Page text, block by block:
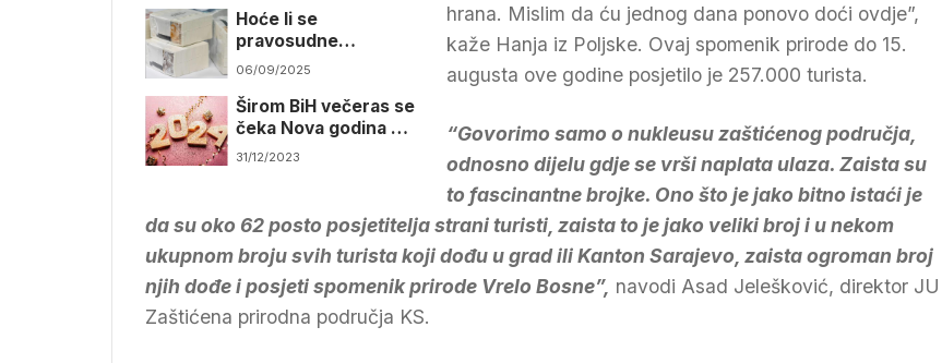
Hoće li se
pravosudne
institucije baviti
trošenjem novca
06/09/2025
Širom BiH večeras se
čeka Nova godina na
gradskim trgovima
31/12/2023
hrana. Mislim da ću jednog dana ponovo doći ovdje”,
kaže Hanja iz Poljske. Ovaj spomenik prirode do 15.
augusta ove godine posjetilo je 257.000 turista.
“Govorimo samo o nukleusu zaštićenog područja,
odnosno dijelu gdje se vrši naplata ulaza. Zaista su
to fascinantne brojke. Ono što je jako bitno istaći je
da su oko 62 posto posjetitelja strani turisti, zaista to je jako veliki broj i u nekom
ukupnom broju svih turista koji dođu u grad ili Kanton Sarajevo, zaista ogroman broj
njih dođe i posjeti spomenik prirode Vrelo Bosne”, navodi Asad Jelešković, direktor JU
Zaštićena prirodna područja KS.